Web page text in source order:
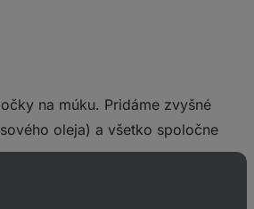
na múku. Pridáme zvyšné
oleja) a všetko spoločne